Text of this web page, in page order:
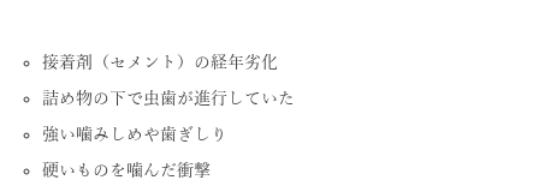
接着剤（セメント）の経年劣化
詰め物の下で虫歯が進行していた
強い噛みしめや歯ぎしり
硬いものを噛んだ衝撃